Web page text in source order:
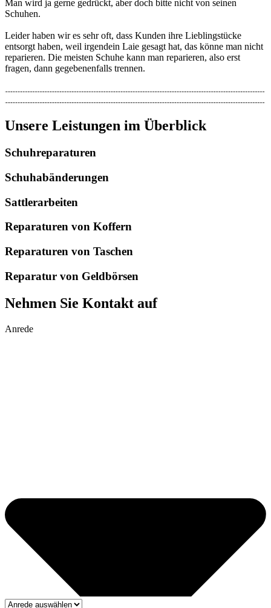
Man wird ja gerne gedrückt, aber doch bitte nicht von seinen
Schuhen.
Leider haben wir es sehr oft, dass Kunden ihre Lieblingstücke
entsorgt haben, weil irgendein Laie gesagt hat, das könne man nicht
reparieren. Die meisten Schuhe kann man reparieren, also erst
fragen, dann gegebenenfalls trennen.
Unsere Leistungen im Überblick
Schuhreparaturen
Schuhabänderungen
Sattlerarbeiten
Reparaturen von Koffern
Reparaturen von Taschen
Reparatur von Geldbörsen
Nehmen Sie Kontakt auf
Anrede